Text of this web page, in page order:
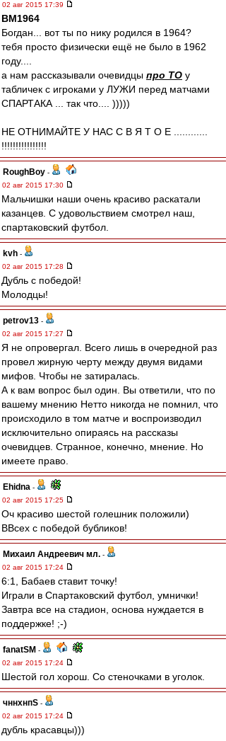
02 авг 2015 17:39
BM1964
Богдан... вот ты по нику родился в 1964?
тебя просто физически ещё не было в 1962
году....
а нам рассказывали очевидцы про ТО у
табличек с игроками у ЛУЖИ перед матчами
СПАРТАКА ... так что.... )))))
НЕ ОТНИМАЙТЕ У НАС С В Я Т О Е ............
!!!!!!!!!!!!!!!!
RoughBoy -
02 авг 2015 17:30
Мальчишки наши очень красиво раскатали
казанцев. С удовольствием смотрел наш,
спартаковский футбол.
kvh -
02 авг 2015 17:28
Дубль с победой!
Молодцы!
petrov13 -
02 авг 2015 17:27
Я не опровергал. Всего лишь в очередной раз
провел жирную черту между двумя видами
мифов. Чтобы не затиралась.
А к вам вопрос был один. Вы ответили, что по
вашему мнению Нетто никогда не помнил, что
происходило в том матче и воспроизводил
исключительно опираясь на рассказы
очевидцев. Странное, конечно, мнение. Но
имеете право.
Ehidna -
02 авг 2015 17:25
Оч красиво шестой голешник положили)
ВВсех с победой бубликов!
Михаил Андреевич мл. -
02 авг 2015 17:24
6:1, Бабаев ставит точку!
Играли в Спартаковский футбол, умнички!
Завтра все на стадион, основа нуждается в
поддержке! ;-)
fanatSM -
02 авг 2015 17:24
Шестой гол хорош. Со стеночками в уголок.
чннхнпS -
02 авг 2015 17:24
дубль красавцы)))